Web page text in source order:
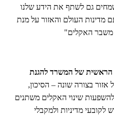
גם לשתף את הידע שלנו
מדינות העולם והאזור על מנת
משבר האקלים"
הראשית של המשרד להגנת
בצורה שונה – הסיכון,
להשפעות שינוי האקלים משתנים
לקובעי מדיניות ולמקבלי